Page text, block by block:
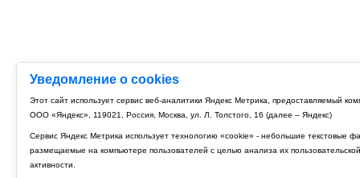
Уведомление о cookies
Этот сайт использует сервис веб-аналитики Яндекс Метрика, предоставляемый
ООО «Яндекс», 119021, Россия, Москва, ул. Л. Толстого, 16 (далее – Яндекс)
Сервис Яндекс Метрика использует технологию «cookie» - небольшие текстовые
размещаемые на компьютере пользователей с целью анализа их пользовательской
активности.